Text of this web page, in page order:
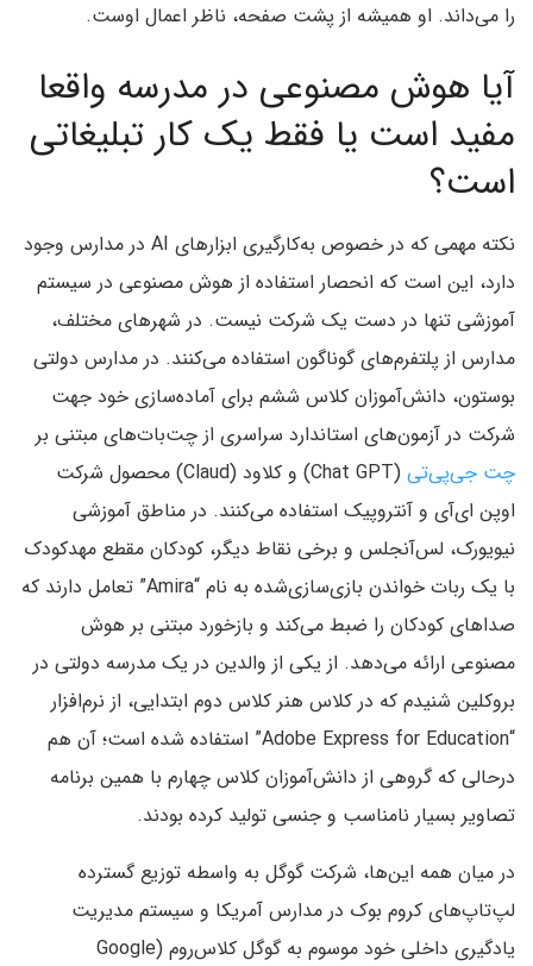
را می‌داند. او همیشه از پشت صفحه، ناظر اعمال اوست.
آیا هوش مصنوعی در مدرسه واقعا
مفید است یا فقط یک کار تبلیغاتی
است؟
نکته مهمی که در خصوص به‌کارگیری ابزارهای AI در مدارس وجود
دارد، این است که انحصار استفاده از هوش مصنوعی در سیستم
آموزشی تنها در دست یک شرکت نیست. در شهرهای مختلف،
مدارس از پلتفرم‌های گوناگون استفاده می‌کنند. در مدارس دولتی
بوستون، دانش‌آموزان کلاس ششم برای آماده‌سازی خود جهت
شرکت در آزمون‌های استاندارد سراسری از چت‌بات‌های مبتنی بر
چت جی‌پی‌تی
(Chat GPT) و کلاود (Claud) محصول شرکت
اوپن ای‌آی و آنتروپیک استفاده می‌کنند. در مناطق آموزشی
نیویورک، لس‌آنجلس و برخی نقاط دیگر، کودکان مقطع مهدکودک
با یک ربات خواندن بازی‌سازی‌شده به نام “Amira” تعامل دارند که
صداهای کودکان را ضبط می‌کند و بازخورد مبتنی بر هوش
مصنوعی ارائه می‌دهد. از یکی از والدین در یک مدرسه دولتی در
بروکلین شنیدم که در کلاس هنر کلاس دوم ابتدایی، از نرم‌افزار
“Adobe Express for Education” استفاده شده است؛ آن هم
درحالی که گروهی از دانش‌آموزان کلاس چهارم با همین برنامه
تصاویر بسیار نامناسب و جنسی تولید کرده بودند.
در میان همه این‌ها، شرکت گوگل به واسطه توزیع گسترده
لپ‌تاپ‌های کروم بوک‌ در مدارس آمریکا و سیستم مدیریت
یادگیری داخلی خود موسوم به گوگل کلاس‌روم (Google